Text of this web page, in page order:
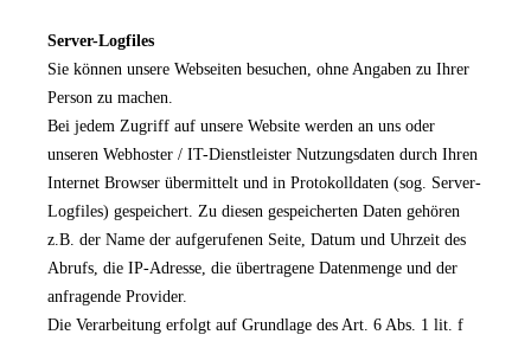
Server-Logfiles
Sie können unsere Webseiten besuchen, ohne Angaben zu Ihrer
Person zu machen.
Bei jedem Zugriff auf unsere Website werden an uns oder
unseren Webhoster / IT-Dienstleister Nutzungsdaten durch Ihren
Internet Browser übermittelt und in Protokolldaten (sog. Server-
Logfiles) gespeichert. Zu diesen gespeicherten Daten gehören
z.B. der Name der aufgerufenen Seite, Datum und Uhrzeit des
Abrufs, die IP-Adresse, die übertragene Datenmenge und der
anfragende Provider.
Die Verarbeitung erfolgt auf Grundlage des Art. 6 Abs. 1 lit. f